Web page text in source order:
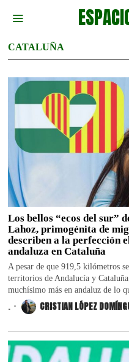
CATALUÑA
Los bellos “ecos del sur”
Lahoz, primogénita de
describen a la perfección
andaluza en Cataluña
A pesar de que 919,5 kilómetros
territorios de Andalucía y
muchísimo más en andaluz de lo
. CRISTIAN LÓPEZ